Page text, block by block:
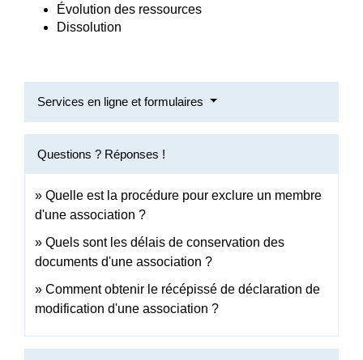
Évolution des ressources
Dissolution
Services en ligne et formulaires
Questions ? Réponses !
Quelle est la procédure pour exclure un membre
d'une association ?
Quels sont les délais de conservation des
documents d'une association ?
Comment obtenir le récépissé de déclaration de
modification d'une association ?